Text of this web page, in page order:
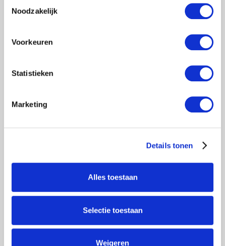
Noodzakelijk
Voorkeuren
Statistieken
Marketing
Details tonen
Alles toestaan
Selectie toestaan
Weigeren